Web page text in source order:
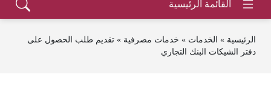
الرئيسية » الخدمات » خدمات مصرفية » تقديم طلب الحصول على
دفتر الشيكات البنك التجاري